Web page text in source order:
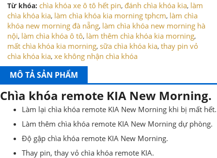
Từ khóa: chìa khóa xe ô tô hết pin, đánh chìa khóa kia, làm
chìa khóa kia, làm chìa khóa kia morning tphcm, làm chìa
khóa new morning đà nẵng, làm chìa khóa new morning hà
nội, làm chìa khóa ô tô, làm thêm chìa khóa kia morning,
mất chìa khóa kia morning, sữa chìa khóa kia, thay pin vỏ
chìa khóa kia, xe không nhận chìa khóa
MÔ TẢ SẢN PHẨM
Chìa khóa remote KIA New Morning.
Làm lại chìa khóa remote KIA New Morning khi bị mất hết.
Làm thêm chìa khóa remote KIA New Morning dự phòng.
Độ gập chìa khóa remote KIA New Morning.
Thay pin, thay vỏ chìa khóa remote KIA.